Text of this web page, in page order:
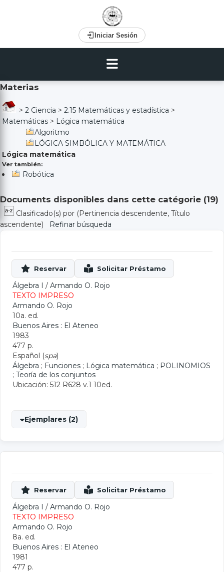
Iniciar Sesión
Materias
> 2 Ciencia > 2.15 Matemáticas y estadística >
Matemáticas > Lógica matemática
Algoritmo
LÓGICA SIMBÓLICA Y MATEMÁTICA
Lógica matemática
Ver también:
Robótica
Documents disponibles dans cette catégorie (19)
Clasificado(s) por (Pertinencia descendente, Título
ascendente)
Refinar búsqueda
Álgebra I / Armando O. Rojo
TEXTO IMPRESO
Armando O. Rojo
10a. ed.
Buenos Aires : El Ateneo
1983
477 p.
Español (spa)
Álgebra ; Funciones ; Lógica matemática ; POLINOMIOS
; Teoría de los conjuntos
Ubicación: 512 R628 v.1 10ed.
Ejemplares (2)
Álgebra I / Armando O. Rojo
TEXTO IMPRESO
Armando O. Rojo
8a. ed.
Buenos Aires : El Ateneo
1981
477 p.